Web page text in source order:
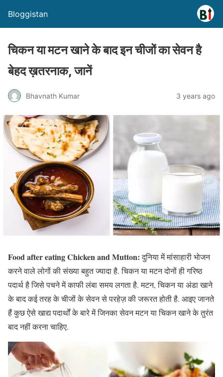
Bloggistan
चिकन या मटन खाने के बाद इन चीजों का सेवन है
बेहद ख़तरनाक, जानें
Bhavnath Kumar 3 years ago
Food after eating Chicken and Mutton:दुनिया में मांसाहारी भोजन
करने वाले लोगों की संख्या बहुत ज्यादा है. चिकन या मटन दोनों ही गरिष्ठ
पदार्थ है जिसे पचने में काफी लंबा समय लगता है. मटन, चिकन या अंडा खाने
के बाद कई तरह के चीजों के सेवन से परहेज़ की जरूरत होती है. आइए जानते
हैं कुछ ऐसे खाद्य पदार्थों के बारे में जिनका सेवन मटन या चिकन खाने के तुरंत
बाद नहीं करना चाहिए.